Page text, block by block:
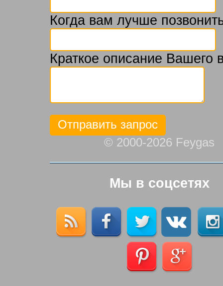
Когда вам лучше
Краткое описание Вашего
© 2000-2026 Feygas
Мы в соцсетях